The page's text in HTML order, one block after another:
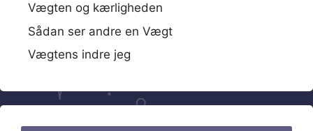
Vægten og kærligheden
Sådan ser andre en Vægt
Vægtens indre jeg